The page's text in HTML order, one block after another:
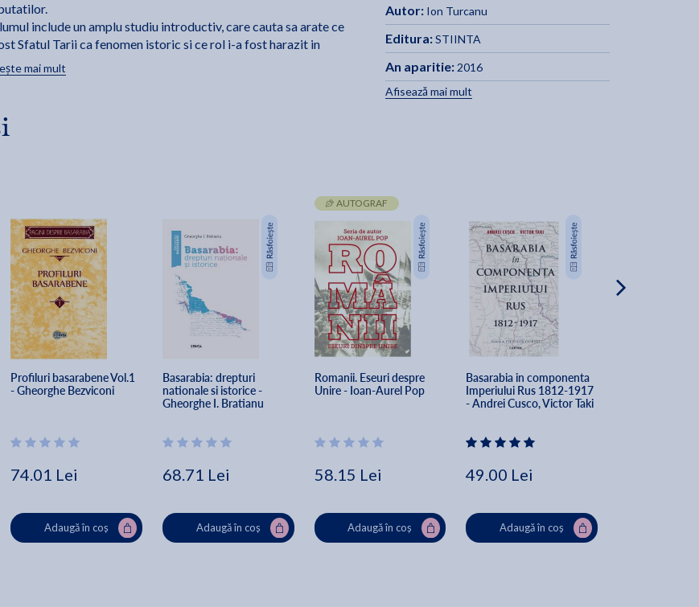
include un amplu studiu introductiv, care cauta sa arate ce
Sfatul Tarii ca fenomen istoric si ce rol i-a fost harazit in
complicat al evenimentelor in care a fost antrenata
in anii 1917 – 1918.
ingrijita, studiu introductiv, note si comentarii de Ion
mai mult
Autor:Ion Turcanu
Editura:STIINTA
An aparitie:2016
Afisează mai mult
Profiluri basarabene Vol.1
- Gheorghe Bezviconi
74.01 Lei
Adaugă în coș
Basarabia: drepturi
nationale si istorice -
Gheorghe I. Bratianu
68.71 Lei
Adaugă în coș
AUTOGRAF
Romanii. Eseuri despre
Unire - Ioan-Aurel Pop
58.15 Lei
Adaugă în coș
Basarabia in componenta
Imperiului Rus 1812-1917
- Andrei Cusco, Victor Taki
49.00 Lei
Adaugă în coș